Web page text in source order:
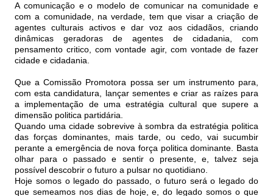
A comunicação e o modelo de comunicar na comunidade e
com a comunidade, na verdade, tem que visar a criação de
agentes culturais activos e dar voz aos cidadãos, criando
dinâmicas geradoras de agentes de cidadania, com
pensamento critico, com vontade agir, com vontade de fazer
cidade e cidadania.
Que a Comissão Promotora possa ser um instrumento para,
com esta candidatura, lançar sementes e criar as raízes para
a implementação de uma estratégia cultural que supere a
dimensão politica partidária.
Quando uma cidade sobrevive à sombra da estratégia politica
das forças dominantes, mais tarde, ou cedo, vai sucumbir
perante a emergência de nova força politica dominante. Basta
olhar para o passado e sentir o presente, e, talvez seja
possível descobrir o futuro a pulsar no quotidiano.
Hoje somos o legado do passado, o futuro será o legado do
que semeamos nos dias de hoje, e, do legado somos o que